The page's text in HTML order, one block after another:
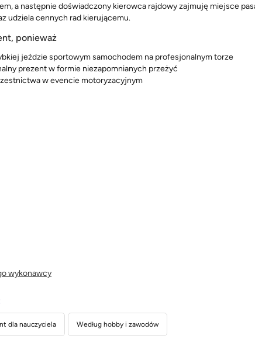
a następnie doświadczony kierowca rajdowy zajmuję miejsce
udziela cennych rad kierującemu.
ponieważ
jeździe sportowym samochodem na profesjonalnym torze
prezent w formie niezapomnianych przeżyć
w evencie motoryzacyjnym
wykonawcy
dla nauczyciela Według hobby i zawodów